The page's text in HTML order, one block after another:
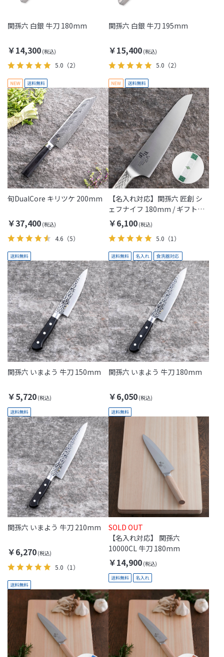
関孫六 白銀 牛刀 180mm
￥14,300
5.0 （2）
関孫六 白銀 牛刀 195mm
￥15,400
5.0 （2）
旬DualCore キリツケ 200mm
￥37,400
4.6 （5）
【名入れ対応】関孫六 匠創 シ
ェフナイフ 180mm / ギフト包
装付き(Thanks Dad)
￥6,100
5.0 （1）
関孫六 いまよう 牛刀 150mm
￥5,720
関孫六 いまよう 牛刀 180mm
￥6,050
関孫六 いまよう 牛刀 210mm
￥6,270
5.0 （1）
SOLD OUT
【名入れ対応】 関孫六
10000CL 牛刀 180mm
￥14,900